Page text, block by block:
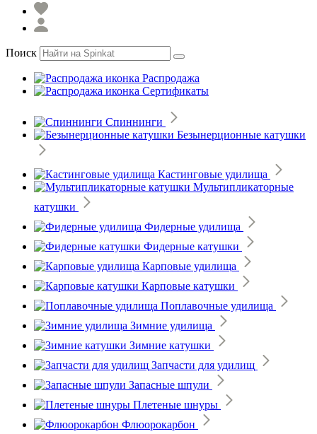
Поиск
Распродажа
Сертификаты
Спиннинги
Безынерционные катушки
Кастинговые удилища
Мультипликаторные
катушки
Фидерные удилища
Фидерные катушки
Карповые удилища
Карповые катушки
Поплавочные удилища
Зимние удилища
Зимние катушки
Запчасти для удилищ
Запасные шпули
Плетеные шнуры
Флюорокарбон